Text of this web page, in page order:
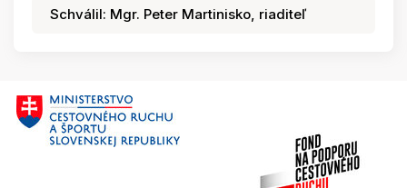
Schválil: Mgr. Peter Martinisko, riaditeľ